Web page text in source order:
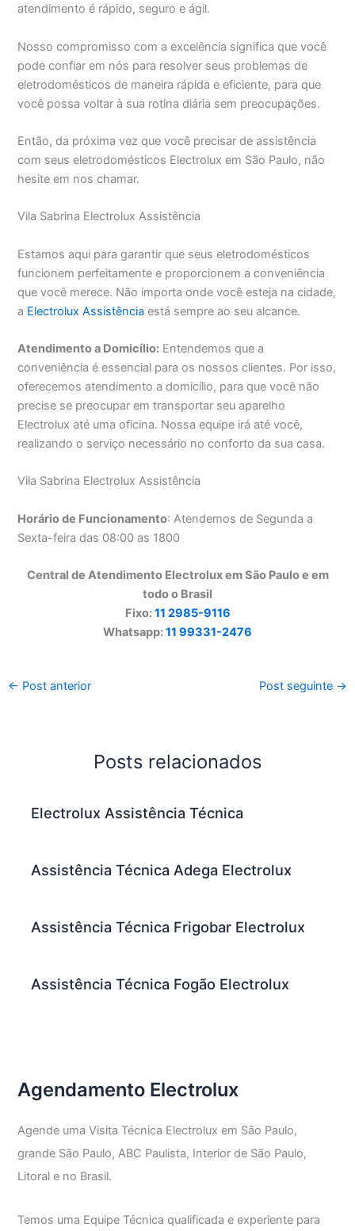
atendimento é rápido, seguro e ágil.
Nosso compromisso com a excelência significa que você
pode confiar em nós para resolver seus problemas de
eletrodomésticos de maneira rápida e eficiente, para que
você possa voltar à sua rotina diária sem preocupações.
Então, da próxima vez que você precisar de assistência
com seus eletrodomésticos Electrolux em São Paulo, não
hesite em nos chamar.
Vila Sabrina Electrolux Assistência
Estamos aqui para garantir que seus eletrodomésticos
funcionem perfeitamente e proporcionem a conveniência
que você merece. Não importa onde você esteja na cidade,
a Electrolux Assistência está sempre ao seu alcance.
Atendimento a Domicílio: Entendemos que a
conveniência é essencial para os nossos clientes. Por isso,
oferecemos atendimento a domicílio, para que você não
precise se preocupar em transportar seu aparelho
Electrolux até uma oficina. Nossa equipe irá até você,
realizando o serviço necessário no conforto da sua casa.
Vila Sabrina Electrolux Assistência
Horário de Funcionamento: Atendemos de Segunda a
Sexta-feira das 08:00 as 1800
Central de Atendimento Electrolux em São Paulo e em
todo o Brasil
Fixo:11 2985-9116
Whatsapp:11 99331-2476
← Post anterior Post seguinte →
Posts relacionados
Electrolux Assistência Técnica
Assistência Técnica Adega Electrolux
Assistência Técnica Frigobar Electrolux
Assistência Técnica Fogão Electrolux
Agendamento Electrolux
Agende uma Visita Técnica Electrolux em São Paulo,
grande São Paulo, ABC Paulista, Interior de São Paulo,
Litoral e no Brasil.
Temos uma Equipe Técnica qualificada e experiente para